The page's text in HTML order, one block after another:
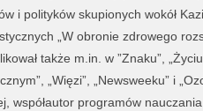
i polityków skupionych wokół
„W obronie zdrowego
także m.in. w ”Znaku”,
„Więzi”, „Newsweeku” i
współautor programów